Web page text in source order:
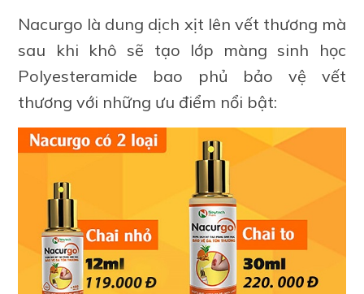
Nacurgo là dung dịch xịt lên vết thương mà
sau khi khô sẽ tạo lớp màng sinh học
Polyesteramide bao phủ bảo vệ vết
thương với những ưu điểm nổi bật: